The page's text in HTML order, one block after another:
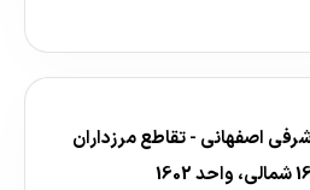
اصفهانی - تقاطع مرزداران